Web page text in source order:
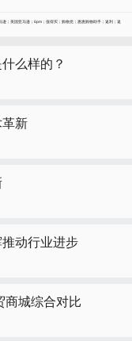
；美国亚马逊；6pm；值得买；购物党；惠惠购物助手；返利；返
么样的？
新
动行业进步
商城综合对比